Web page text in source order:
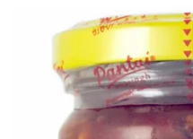
Merkevarer